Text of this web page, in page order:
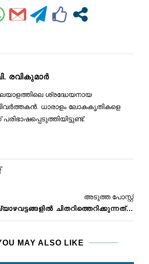
രവികുമാര്‍
ശ്രദ്ധേയനായ
ധാരാളം ലോകകൃതികളെ
അടുത്ത പോസ്റ്റ്
ചിതറിത്തെറിക്കുന്നത്…
MAY ALSO LIKE